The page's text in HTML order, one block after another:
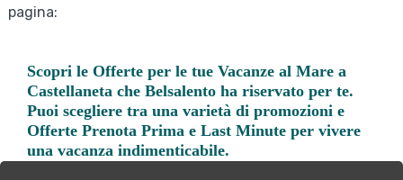
pagina:
Scopri leOfferte per le tue Vacanze al Mare a
Castellaneta che Belsalento ha riservato per te.
Puoi scegliere tra una varietà di promozioni e
Offerte Prenota Prima e Last Minute per vivere
una vacanza indimenticabile.